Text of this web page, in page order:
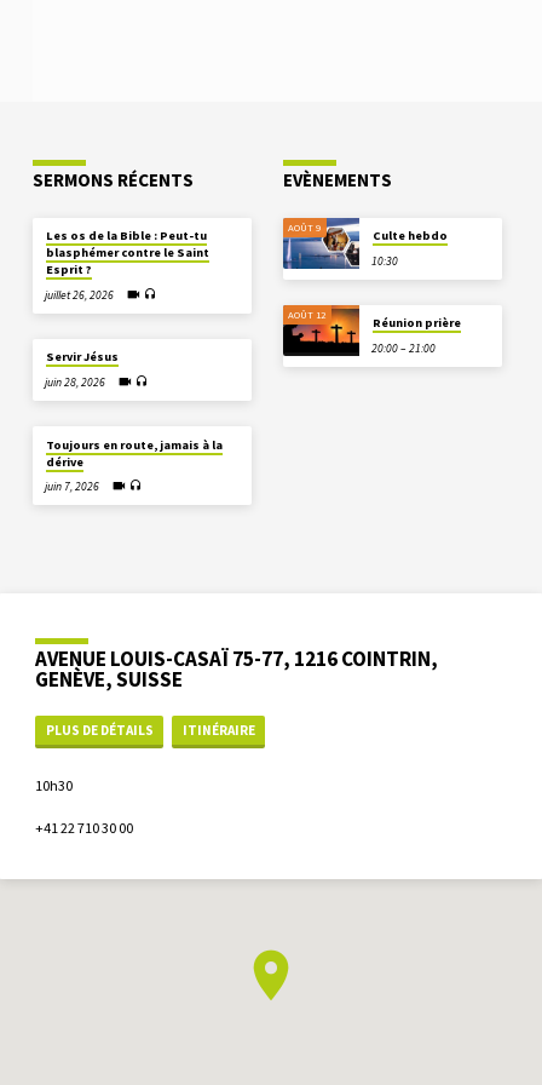
SERMONS RÉCENTS
Les os de la Bible : Peut-tu
blasphémer contre le Saint
Esprit ?
juillet 26, 2026
Servir Jésus
juin 28, 2026
Toujours en route, jamais à la
dérive
juin 7, 2026
EVÈNEMENTS
AOÛT 9
Culte hebdo
10:30
AOÛT 12
Réunion prière
20:00 – 21:00
AVENUE LOUIS-CASAÏ 75-77, 1216 COINTRIN,
GENÈVE, SUISSE
PLUS DE DÉTAILS ITINÉRAIRE
10h30
+41 22 710 30 00